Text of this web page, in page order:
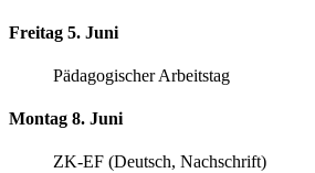
Freitag 5. Juni
Pädagogischer Arbeitstag
Montag 8. Juni
ZK-EF (Deutsch, Nachschrift)